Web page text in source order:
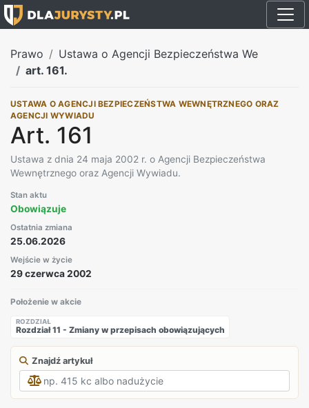
Prawo
Ustawa o Agencji Bezpieczeństwa We
art. 161.
USTAWA O AGENCJI BEZPIECZEŃSTWA WEWNĘTRZNEGO ORAZ
AGENCJI WYWIADU
Art. 161
Ustawa z dnia 24 maja 2002 r. o Agencji Bezpieczeństwa
Wewnętrznego oraz Agencji Wywiadu.
Stan aktu
Obowiązuje
Ostatnia zmiana
25.06.2026
Wejście w życie
29 czerwca 2002
Położenie w akcie
ROZDZIAŁ
Rozdział 11 - Zmiany w przepisach obowiązujących
Znajdź artykuł